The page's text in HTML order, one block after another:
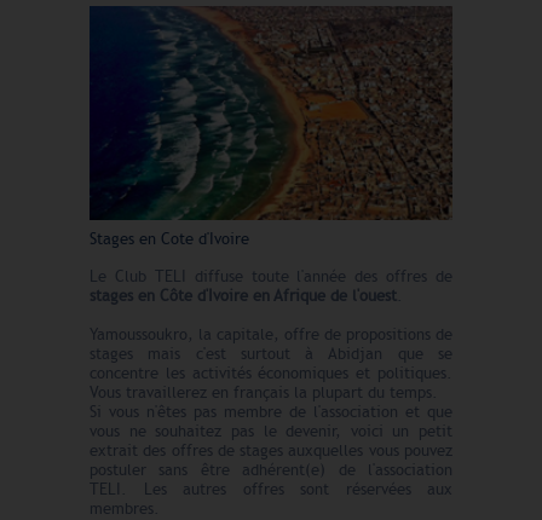
Stages en Cote d'Ivoire
Le Club TELI diffuse toute l'année des offres de
stages en Côte d'Ivoire en Afrique de l'ouest.
Yamoussoukro, la capitale, offre de propositions de
stages mais c'est surtout à Abidjan que se
concentre les activités économiques et politiques.
Vous travaillerez en français la plupart du temps.
Si vous n'êtes pas membre de l'association et que
vous ne souhaitez pas le devenir, voici un petit
extrait des offres de stages auxquelles vous pouvez
postuler sans être adhérent(e) de l'association
TELI. Les autres offres sont réservées aux
membres.